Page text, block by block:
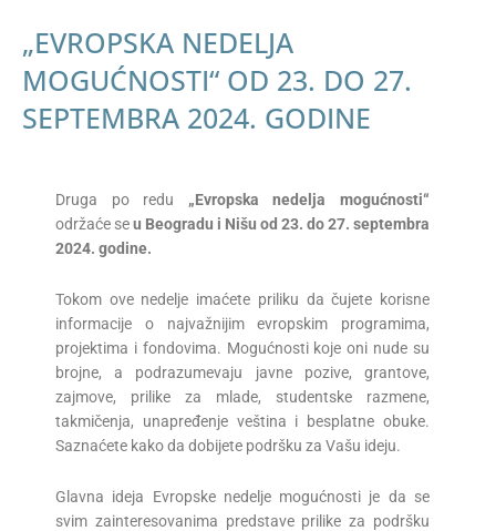
„EVROPSKA NEDELJA
MOGUĆNOSTI“ OD 23. DO 27.
SEPTEMBRA 2024. GODINE
Druga po redu „Evropska nedelja mogućnosti“
održaće seu Beogradu i Nišu od 23. do 27. septembra
2024. godine.
Tokom ove nedelje imaćete priliku da čujete korisne
informacije o najvažnijim evropskim programima,
projektima i fondovima. Mogućnosti koje oni nude su
brojne, a podrazumevaju javne pozive, grantove,
zajmove, prilike za mlade, studentske razmene,
takmičenja, unapređenje veština i besplatne obuke.
Saznaćete kako da dobijete podršku za Vašu ideju.
Glavna ideja Evropske nedelje mogućnosti je da se
svim zainteresovanima predstave prilike za podršku